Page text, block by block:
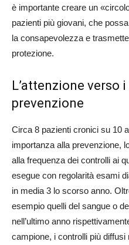
è importante creare un
pazienti più giovani, che
la consapevolezza e
protezione.
L’attenzione verso
prevenzione
Circa 8 pazienti cronici su 10
importanza alla prevenzione,
alla frequenza dei controlli ai
esegue con regolarità esami
in media 3 lo scorso anno.
esempio quelli del sangue o
nell’ultimo anno
campione, i controlli più